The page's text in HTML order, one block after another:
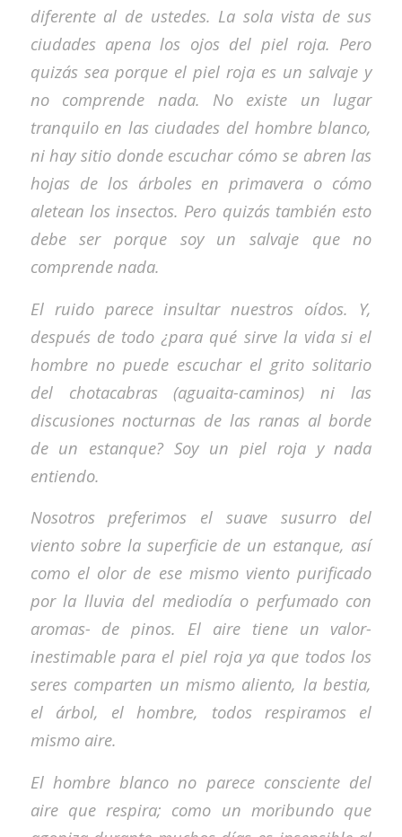
diferente al de ustedes. La sola vista de sus
ciudades apena los ojos del piel roja. Pero
quizás sea porque el piel roja es un salvaje y
no comprende nada. No existe un lugar
tranquilo en las ciudades del hombre blanco,
ni hay sitio donde escuchar cómo se abren las
hojas de los árboles en primavera o cómo
aletean los insectos. Pero quizás también esto
debe ser porque soy un salvaje que no
comprende nada.
El ruido parece insultar nuestros oídos. Y,
después de todo ¿para qué sirve la vida si el
hombre no puede escuchar el grito solitario
del chotacabras (aguaita-caminos) ni las
discusiones nocturnas de las ranas al borde
de un estanque? Soy un piel roja y nada
entiendo.
Nosotros preferimos el suave susurro del
viento sobre la superficie de un estanque, así
como el olor de ese mismo viento purificado
por la lluvia del mediodía o perfumado con
aromas- de pinos. El aire tiene un valor-
inestimable para el piel roja ya que todos los
seres comparten un mismo aliento, la bestia,
el árbol, el hombre, todos respiramos el
mismo aire.
El hombre blanco no parece consciente del
aire que respira; como un moribundo que